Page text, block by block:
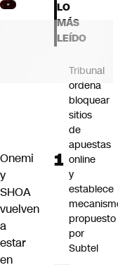
Onemi
y
SHOA
vuelven
a
estar
en
LO
MÁS
LEÍDO
Tribunal
ordena
bloquear
sitios
de
apuestas
online
y
establece
propuesto
por
Subtel